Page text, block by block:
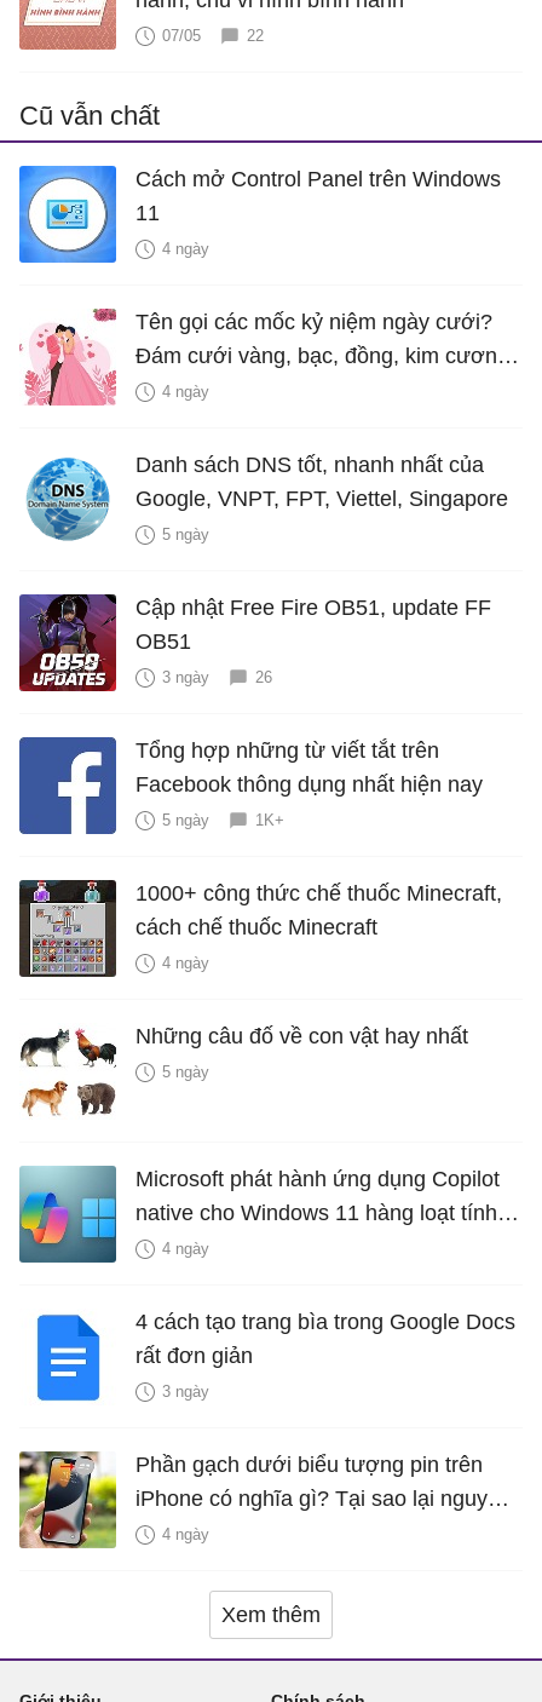
07/05 22
Cũ vẫn chất
Cách mở Control Panel trên Windows
11
4 ngày
Tên gọi các mốc kỷ niệm ngày cưới?
Đám cưới vàng, bạc, đồng, kim cương
là bao nhiêu năm?
4 ngày
Danh sách DNS tốt, nhanh nhất của
Google, VNPT, FPT, Viettel, Singapore
5 ngày
Cập nhật Free Fire OB51, update FF
OB51
3 ngày 26
Tổng hợp những từ viết tắt trên
Facebook thông dụng nhất hiện nay
5 ngày 1K+
1000+ công thức chế thuốc Minecraft,
cách chế thuốc Minecraft
4 ngày
Những câu đố về con vật hay nhất
5 ngày
Microsoft phát hành ứng dụng Copilot
native cho Windows 11 hàng loạt tính
năng mới Hữu Ích
4 ngày
4 cách tạo trang bìa trong Google Docs
rất đơn giản
3 ngày
Phần gạch dưới biểu tượng pin trên
iPhone có nghĩa gì? Tại sao lại nguy
hiểm?
4 ngày
Xem thêm